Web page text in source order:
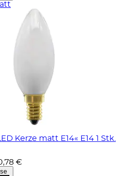
Kerze matt E14« E14 1 Stk.
€